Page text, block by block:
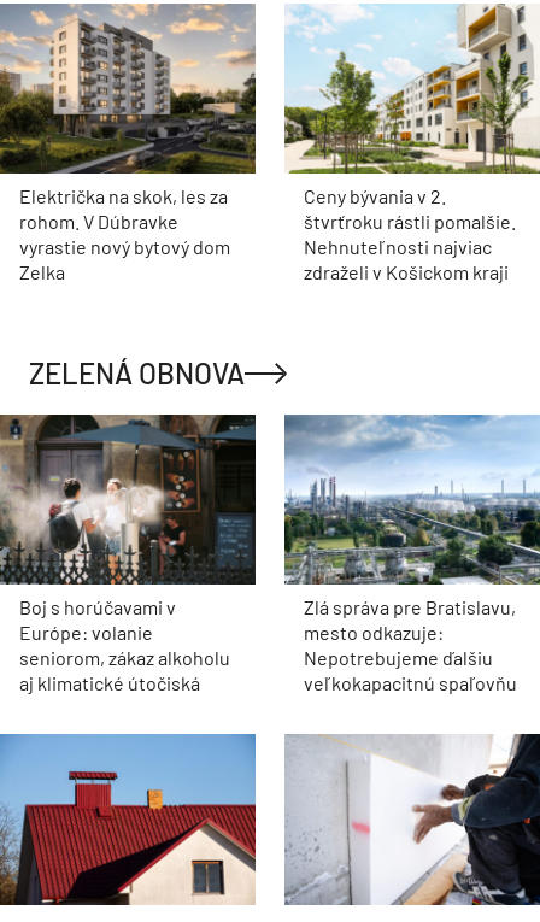
Električka na skok, les za
rohom. V Dúbravke
vyrastie nový bytový dom
Zelka
Ceny bývania v 2.
štvrťroku rástli pomalšie.
Nehnuteľnosti najviac
zdraželi v Košickom kraji
ZELENÁ OBNOVA
Boj s horúčavami v
Európe: volanie
seniorom, zákaz alkoholu
aj klimatické útočiská
Zlá správa pre Bratislavu,
mesto odkazuje:
Nepotrebujeme ďalšiu
veľkokapacitnú spaľovňu